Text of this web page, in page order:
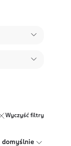
Wyczyść filtry
domyślnie